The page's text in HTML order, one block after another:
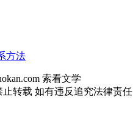
方法
索看文学
转载 如有违反追究法律责任